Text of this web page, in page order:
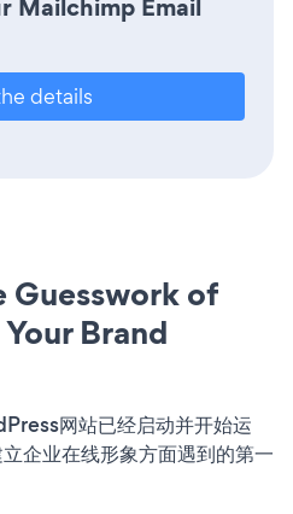
Mailchimp Email
details
Guesswork of
Brand
网站已经启动并开始运
企业在线形象方面遇到的第一